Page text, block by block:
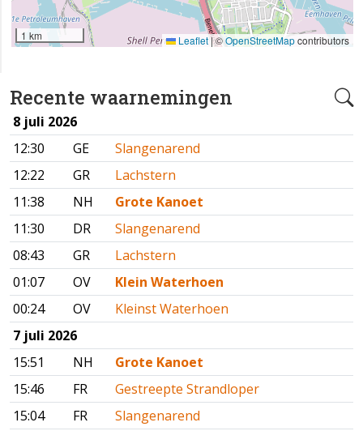
Recente waarnemingen
8 juli 2026
12:30
GE
Slangenarend
12:22
GR
Lachstern
11:38
NH
Grote Kanoet
11:30
DR
Slangenarend
08:43
GR
Lachstern
01:07
OV
Klein Waterhoen
00:24
OV
Kleinst Waterhoen
7 juli 2026
15:51
NH
Grote Kanoet
15:46
FR
Gestreepte Strandloper
15:04
FR
Slangenarend
1 km Leaflet|©OpenStreetMapcontributors